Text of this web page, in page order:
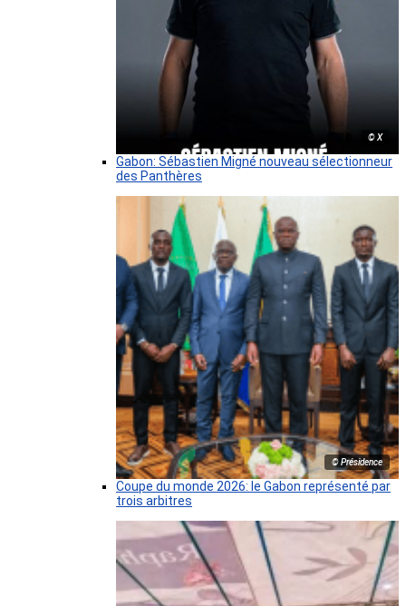
© X
Gabon: Sébastien Migné nouveau sélectionneur
des Panthères
© Présidence
Coupe du monde 2026: le Gabon représenté par
trois arbitres